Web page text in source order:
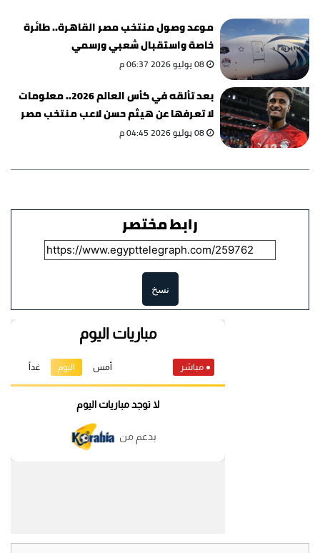
موعد وصول منتخب مصر القاهرة.. طائرة
خاصة واستقبال شعبي ورسمي
08 يوليو 2026 06:37 م
بعد تألقه في كأس العالم 2026.. معلومات
لا تعرفها عن هيثم حسن لاعب منتخب مصر
08 يوليو 2026 04:45 م
رابط مختصر
نسخ